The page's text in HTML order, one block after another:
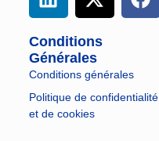
Conditions
Générales
Conditions générales
Politique de confidentialité
et de cookies